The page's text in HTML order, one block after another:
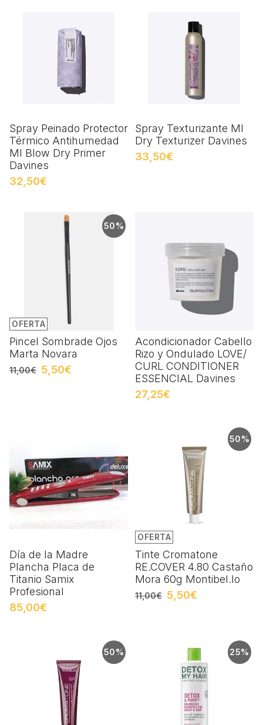
Spray Peinado Protector
Térmico Antihumedad
MI Blow Dry Primer
Davines
32,50€
Spray Texturizante MI
Dry Texturizer Davines
33,50€
50%
OFERTA
Pincel Sombrade Ojos
Marta Novara
11,00€ 5,50€
Acondicionador Cabello
Rizo y Ondulado LOVE/
CURL CONDITIONER
ESSENCIAL Davines
27,25€
Día de la Madre
Plancha Placa de
Titanio Samix
Profesional
85,00€
50%
OFERTA
Tinte Cromatone
RE.COVER 4.80 Castaño
Mora 60g Montibel.lo
11,00€ 5,50€
50% 25%